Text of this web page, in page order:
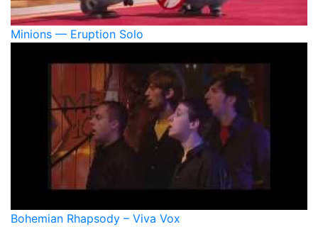
Minions — Eruption Solo
Bohemian Rhapsody – Viva Vox